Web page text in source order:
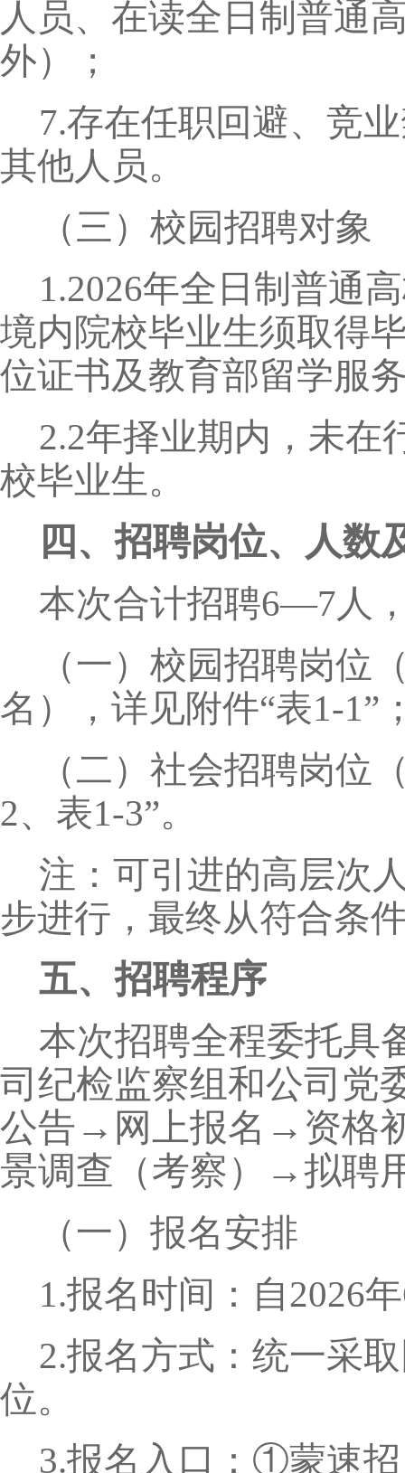
人员、在读全日制普通
外）；
7.存在任职回避、竞
其他人员。
（三）校园招聘对象
1.2026年全日制普通
境内院校毕业生须取得
位证书及教育部留学服
2.2年择业期内，未在
校毕业生。
四、招聘岗位、人数
本次合计招聘6—7人
（一）校园招聘岗
名），详见附件“表1-1”
（二）社会招聘岗位
2、表1-3”。
注：可引进的高层次
步进行，最终从符合条
五、招聘程序
本次招聘全程委托具
司纪检监察组和公司党
公告→网上报名→资
景调查（考察）→拟聘
（一）报名安排
1.报名时间：自2026
2.报名方式：统一采
位。
3.报名入口：①蒙速招